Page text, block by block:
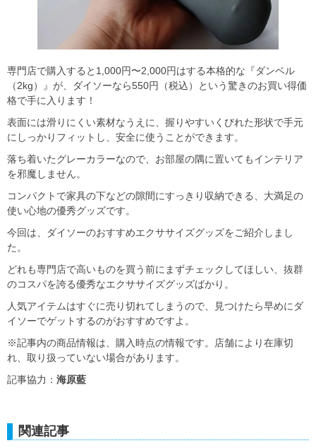
専門店で購入すると1,000円〜2,000円はする本格的な『ダンベル
（2kg）』が、ダイソーなら550円（税込）という驚きのお買い得価
格で手に入ります！
表面には滑りにくい素材なうえに、握りやすいくびれた形状で手元
にしっかりフィットし、安全に使うことができます。
落ち着いたグレーカラーなので、お部屋の隅に置いてもインテリア
を邪魔しません。
コンパクトで家具の下などの隙間にすっきり収納できる、大満足の
使い心地の優秀グッズです。
今回は、ダイソーのおすすめエクササイズグッズをご紹介しまし
た。
どれも専門店で高いものを買う前にまずチェックしてほしい、抜群
のコスパを誇る優秀なエクササイズグッズばかり。
人気アイテムはすぐに売り切れてしまうので、見つけたら早めにダ
イソーでゲットするのがおすすめですよ。
※記事内の商品情報は、購入時点の情報です。店舗により在庫切
れ、取り扱っていない場合があります。
記事協力： 海原藍
関連記事